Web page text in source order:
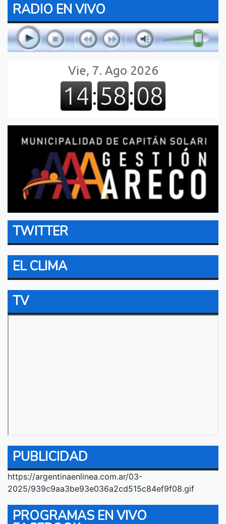
RADIO EN VIVO
TWITTER
EL CLIMA
TV
PUBLICIDAD
https://argentinaenlinea.com.ar/03-
2025/939c9aa3be93e036a2cd515c84ef9f08.gif
PROGRAMAS EN VIVO